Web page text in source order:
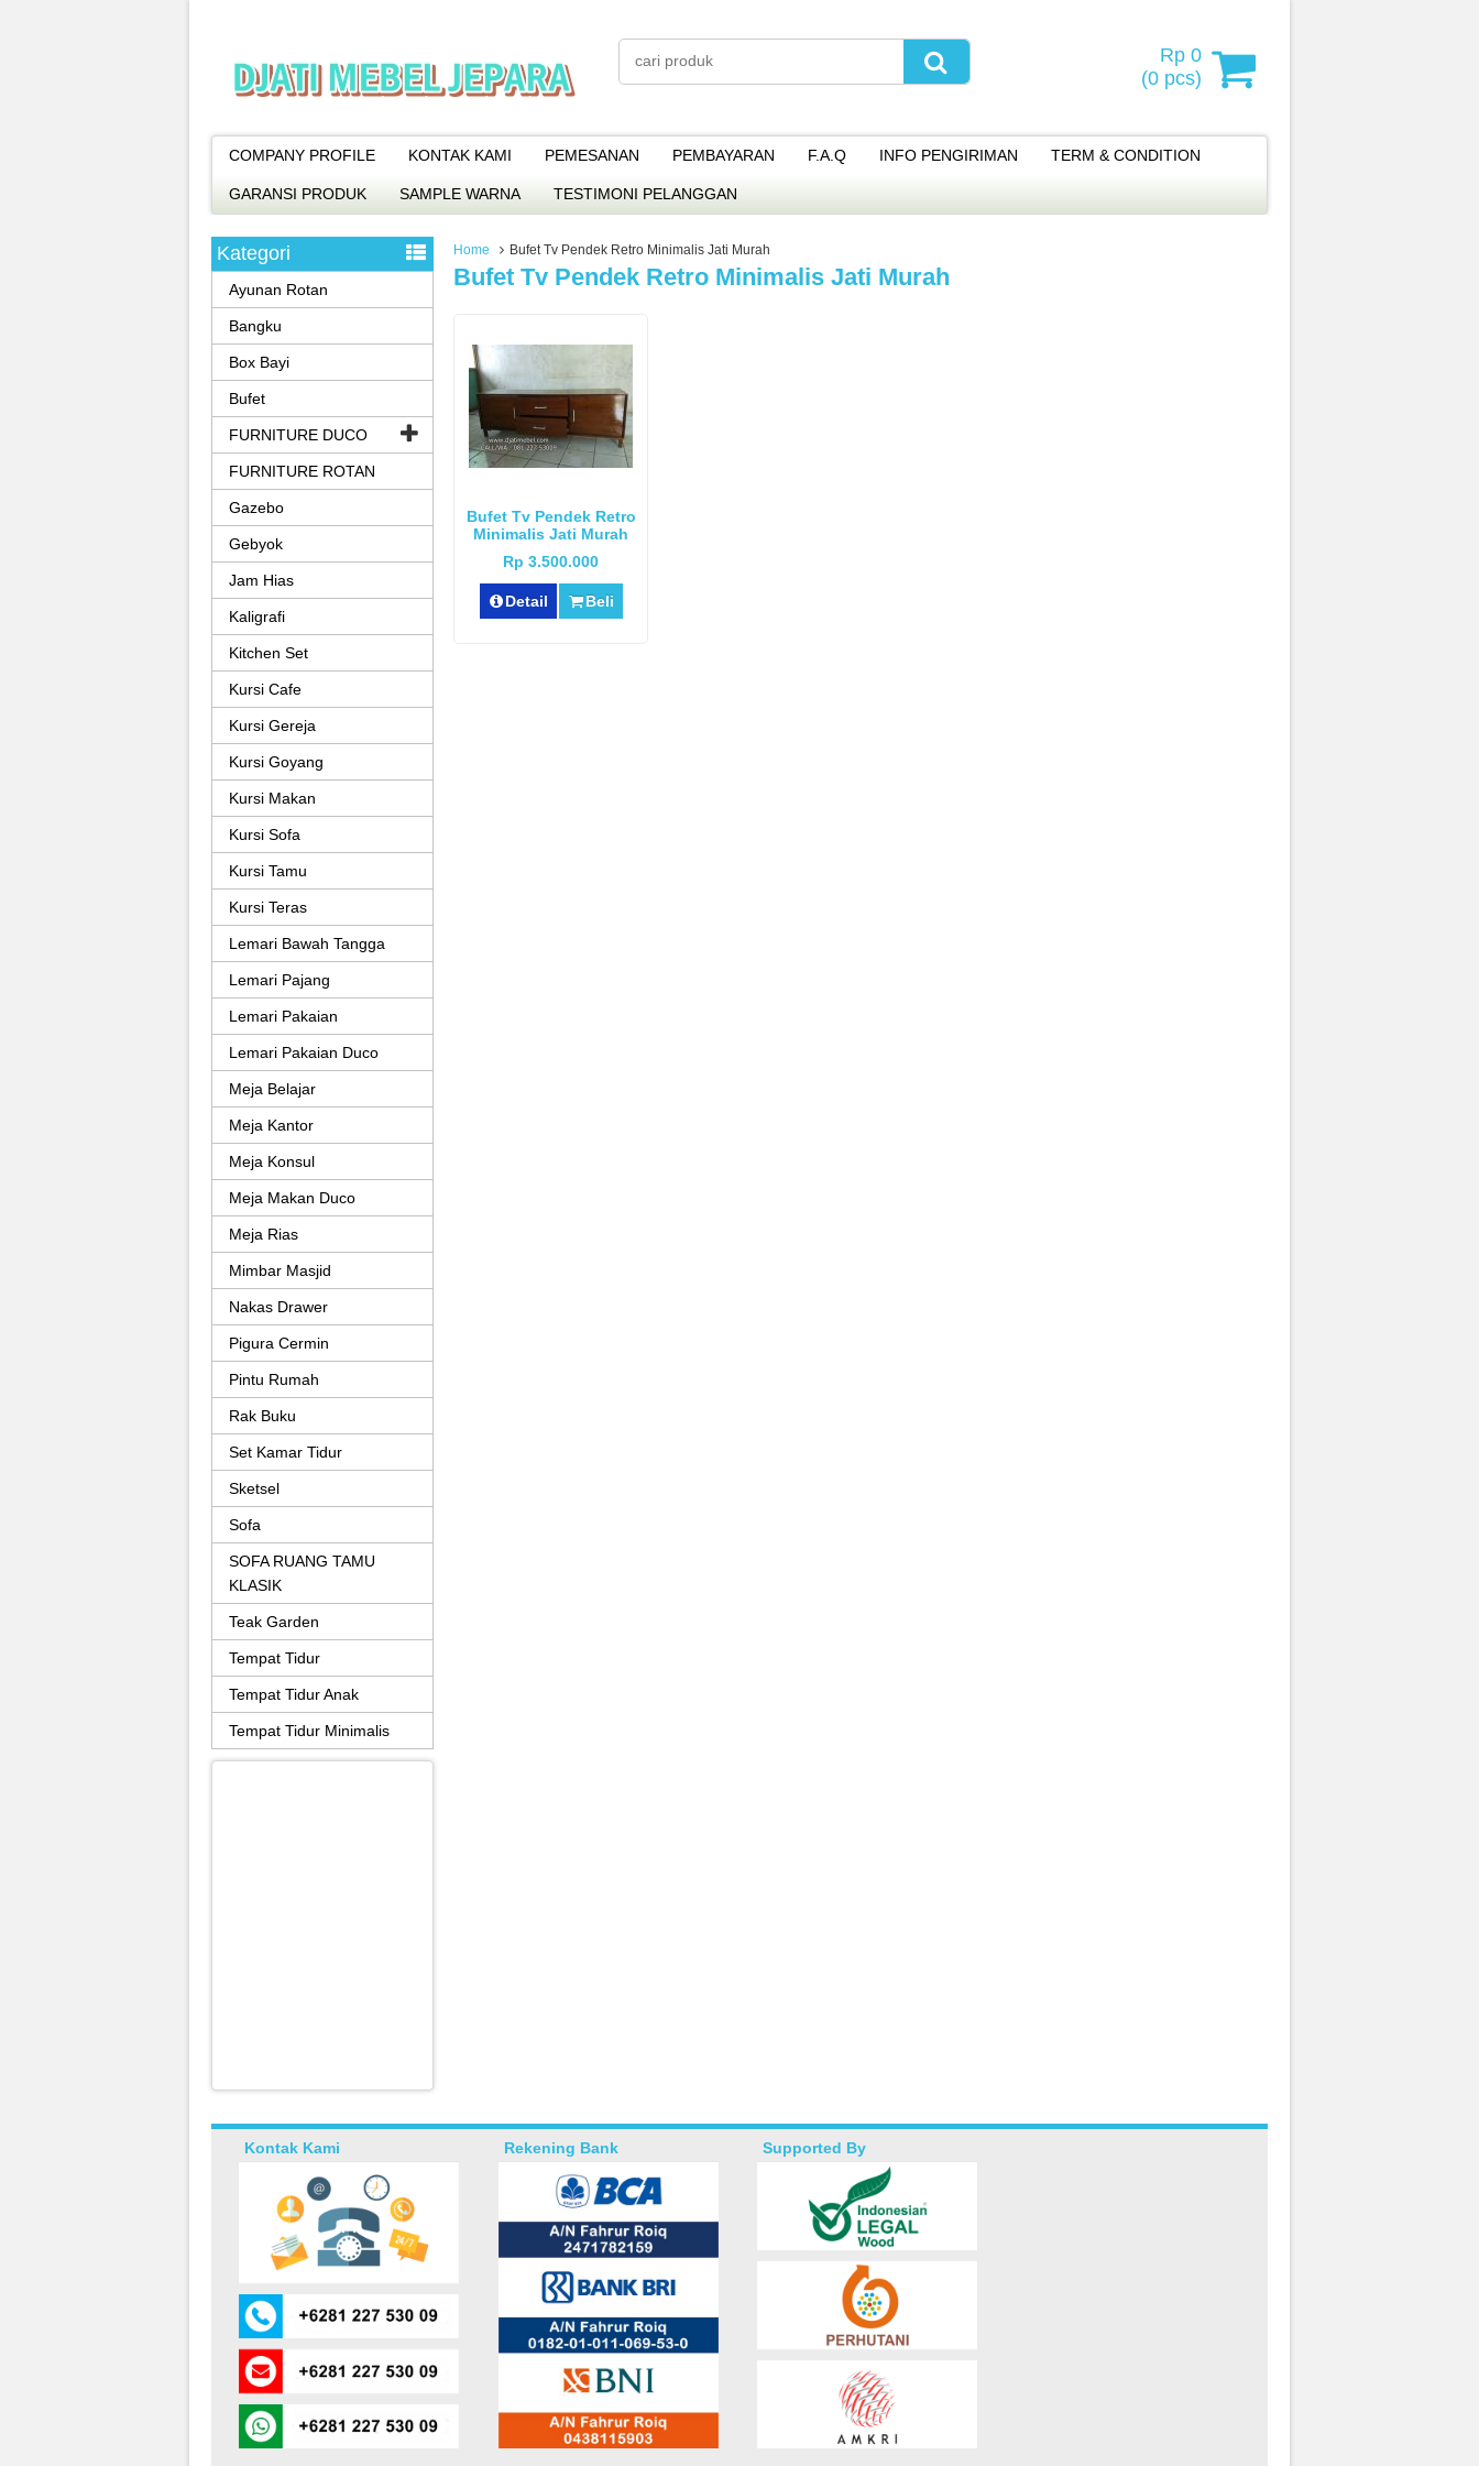
Rp 0
(0 pcs)
COMPANY PROFILE KONTAK KAMI PEMESANAN PEMBAYARAN F.A.Q INFO PENGIRIMAN TERM & CONDITION
GARANSI PRODUK SAMPLE WARNA TESTIMONI PELANGGAN
Home Bufet Tv Pendek Retro Minimalis Jati Murah
Bufet Tv Pendek Retro Minimalis Jati Murah
Bufet Tv Pendek Retro
Minimalis Jati Murah
Rp 3.500.000
Detail Beli
Kategori
Ayunan Rotan
Bangku
Box Bayi
Bufet
FURNITURE DUCO
FURNITURE ROTAN
Gazebo
Gebyok
Jam Hias
Kaligrafi
Kitchen Set
Kursi Cafe
Kursi Gereja
Kursi Goyang
Kursi Makan
Kursi Sofa
Kursi Tamu
Kursi Teras
Lemari Bawah Tangga
Lemari Pajang
Lemari Pakaian
Lemari Pakaian Duco
Meja Belajar
Meja Kantor
Meja Konsul
Meja Makan Duco
Meja Rias
Mimbar Masjid
Nakas Drawer
Pigura Cermin
Pintu Rumah
Rak Buku
Set Kamar Tidur
Sketsel
Sofa
SOFA RUANG TAMU
KLASIK
Teak Garden
Tempat Tidur
Tempat Tidur Anak
Tempat Tidur Minimalis
Kontak Kami Rekening Bank Supported By